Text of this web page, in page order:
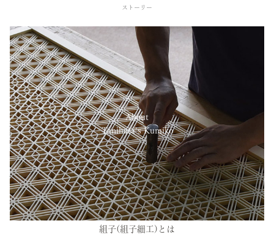
ストーリー
About
Tanihata’s Kumiko
組子(組子細工)とは